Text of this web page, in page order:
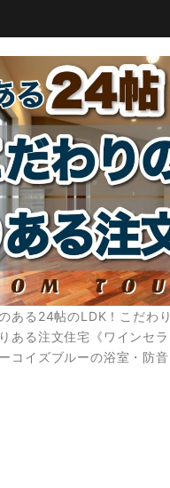
ある24帖のLDK！こだわり
ある注文住宅《ワインセラ
コイズブルーの浴室・防音